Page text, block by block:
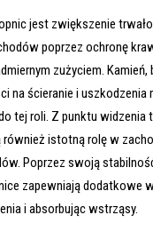
jest zwiększenie
poprzez ochronę
zużyciem. Kamień,
na ścieranie i uszkodzenia
tej roli. Z punktu widzenia
również istotną rolę w
Poprzez swoją
zapewniają dodatkowe
i absorbując wstrząsy.